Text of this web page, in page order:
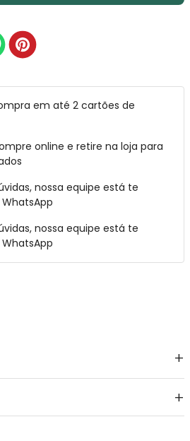
em até 2 cartões de
online e retire na loja para
nossa equipe está te
WhatsApp
nossa equipe está te
WhatsApp